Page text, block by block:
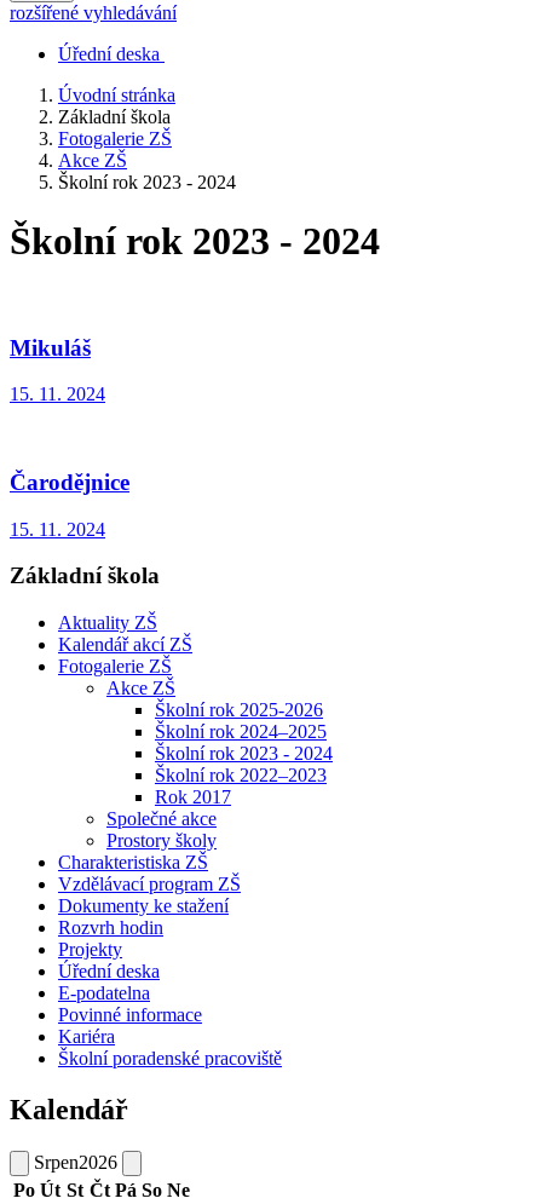
rozšířené vyhledávání
Úřední deska
Úvodní stránka
Základní škola
Fotogalerie ZŠ
Akce ZŠ
Školní rok 2023 - 2024
Školní rok 2023 - 2024
Mikuláš
15. 11. 2024
Čarodějnice
15. 11. 2024
Základní škola
Aktuality ZŠ
Kalendář akcí ZŠ
Fotogalerie ZŠ
Akce ZŠ
Školní rok 2025-2026
Školní rok 2024–2025
Školní rok 2023 - 2024
Školní rok 2022–2023
Rok 2017
Společné akce
Prostory školy
Charakteristiska ZŠ
Vzdělávací program ZŠ
Dokumenty ke stažení
Rozvrh hodin
Projekty
Úřední deska
E-podatelna
Povinné informace
Kariéra
Školní poradenské pracoviště
Kalendář
Srpen2026
Po Út St Čt Pá So Ne